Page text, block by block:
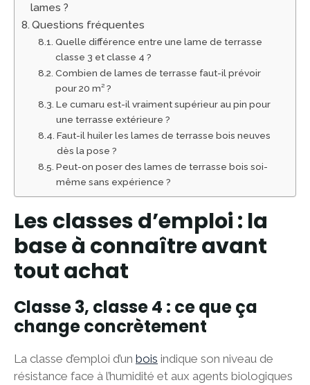
lames ?
Questions fréquentes
Quelle différence entre une lame de terrasse
classe 3 et classe 4 ?
Combien de lames de terrasse faut-il prévoir
pour 20 m² ?
Le cumaru est-il vraiment supérieur au pin pour
une terrasse extérieure ?
Faut-il huiler les lames de terrasse bois neuves
dès la pose ?
Peut-on poser des lames de terrasse bois soi-
même sans expérience ?
Les classes d’emploi : la
base à connaître avant
tout achat
Classe 3, classe 4 : ce que ça
change concrètement
La classe d’emploi d’un bois indique son niveau de
résistance face à l’humidité et aux agents biologiques